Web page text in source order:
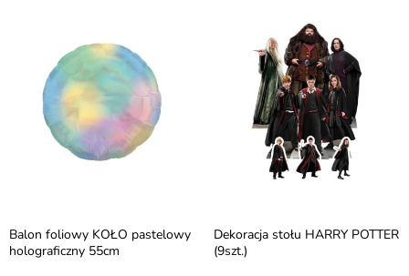
Balon foliowy KOŁO pastelowy
holograficzny 55cm
Dekoracja stołu HARRY POTTER
(9szt.)